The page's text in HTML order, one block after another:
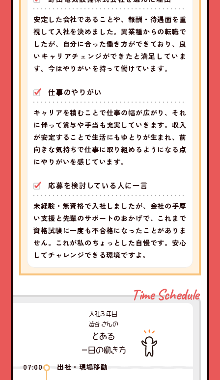
安定した会社であることや、報酬・待遇面を重
視して入社を決めました。異業種からの転職で
したが、自分に合った働き方ができており、良
いキャリアチェンジができたと満足していま
す。今はやりがいを持って働けています。
仕事のやりがい
キャリアを積むことで仕事の幅が広がり、それ
に伴って賞与や手当も充実していきます。収入
が安定することで生活にもゆとりが生まれ、前
向きな気持ちで仕事に取り組めるようになる点
にやりがいを感じています。
応募を検討している人に一言
未経験・無資格で入社しましたが、会社の手厚
い支援と先輩のサポートのおかげで、これまで
資格試験に一度も不合格になったことがありま
せん。これが私のちょっとした自慢です。安心
してチャレンジできる環境ですよ。
Time Schedule
入社3 年目
澁谷 さんの
とある
一日の働き方
07:00 出社・現場移動